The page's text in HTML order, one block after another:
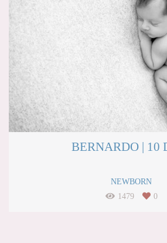
BERNARDO | 10
NEWBORN
1479
0